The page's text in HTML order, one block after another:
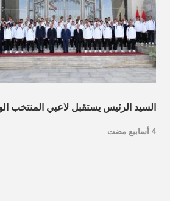
السيد الرئيس يستقبل لاعبي المنتخب
4 أسابيع مضت